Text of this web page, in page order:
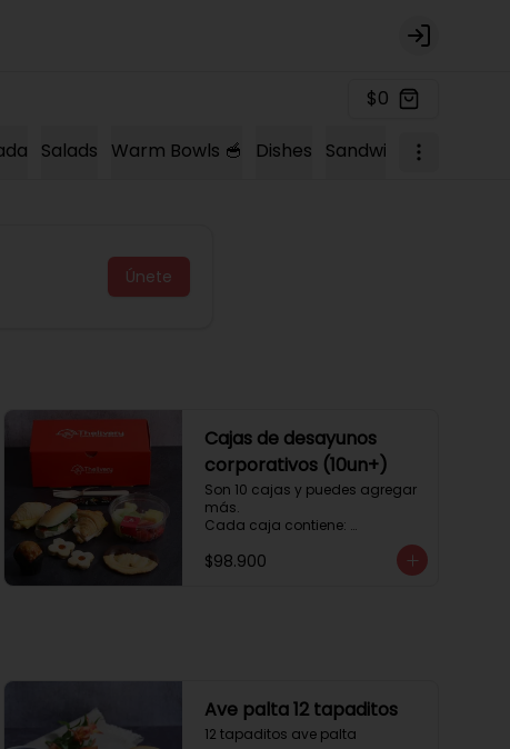
Login
$0
Salads Warm Bowls 🥣 Dishes Sandwich 🍔
Únete
Cajas de desayunos
corporativos (10un+)
Son 10 cajas y puedes agregar
más.
Cada caja contiene:
2 mini croissant jamón queso.
Estos desayunos no los
vendemos por unidad, desde 10
cajas.
$98.900
Ave palta 12 tapaditos
12 tapaditos ave palta